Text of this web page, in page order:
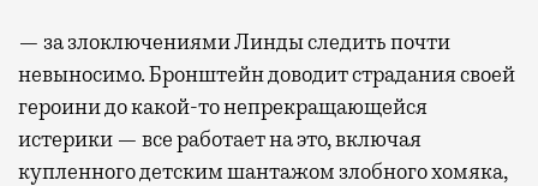
— за злоключениями Линды следить почти
невыносимо. Бронштейн доводит страдания своей
героини до какой-то непрекращающейся
истерики — все работает на это, включая
купленного детским шантажом злобного хомяка,